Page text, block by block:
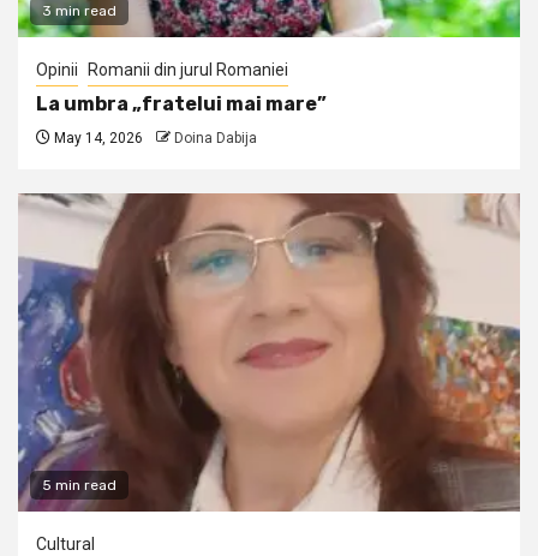
3 min read
Opinii Romanii din jurul Romaniei
La umbra „fratelui mai mare”
May 14, 2026 Doina Dabija
5 min read
Cultural